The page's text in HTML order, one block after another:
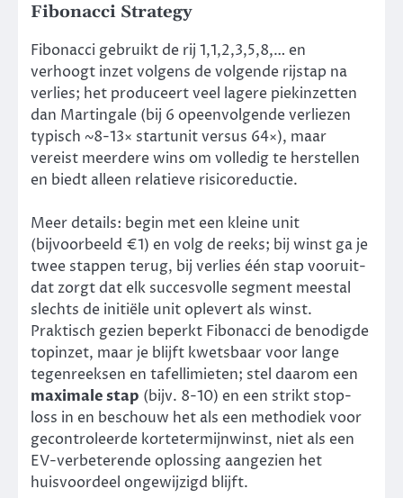
Fibonacci Strategy
Fibonacci gebruikt de rij 1,1,2,3,5,8,… en
verhoogt inzet volgens de volgende rijstap na
verlies; het produceert veel lagere piekinzetten
dan Martingale (bij 6 opeenvolgende verliezen
typisch ~8-13× startunit versus 64×), maar
vereist meerdere wins om volledig te herstellen
en biedt alleen relatieve risicoreductie.
Meer details: begin met een kleine unit
(bijvoorbeeld €1) en volg de reeks; bij winst ga je
twee stappen terug, bij verlies één stap vooruit-
dat zorgt dat elk succesvolle segment meestal
slechts de initiële unit oplevert als winst.
Praktisch gezien beperkt Fibonacci de benodigde
topinzet, maar je blijft kwetsbaar voor lange
tegenreeksen en tafellimieten; stel daarom een
maximale stap (bijv. 8-10) en een strikt stop-
loss in en beschouw het als een methodiek voor
gecontroleerde kortetermijnwinst, niet als een
EV-verbeterende oplossing aangezien het
huisvoordeel ongewijzigd blijft.